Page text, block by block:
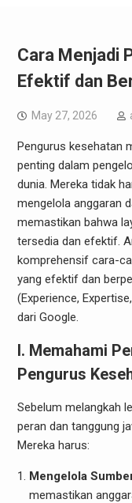
Cara Menjadi
Efektif dan
May 27, 2026
Pengurus kesehatan
penting dalam
dunia. Mereka tidak
mengelola anggaran
memastikan bahwa
tersedia dan efektif.
komprehensif cara-
yang efektif dan
(Experience,
dari Google.
I. Memahami
Pengurus
Sebelum melangkah
peran dan tanggung
Mereka harus:
Mengelola
memastikan